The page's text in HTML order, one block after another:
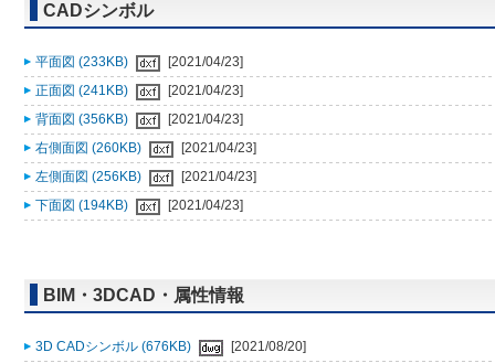
CADシンボル
平面図 (233KB)
[2021/04/23]
正面図 (241KB)
[2021/04/23]
背面図 (356KB)
[2021/04/23]
右側面図 (260KB)
[2021/04/23]
左側面図 (256KB)
[2021/04/23]
下面図 (194KB)
[2021/04/23]
BIM・3DCAD・属性情報
3D CADシンボル (676KB)
[2021/08/20]